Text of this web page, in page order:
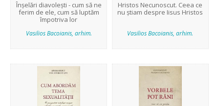
Înșelări diavolești - cum să ne
ferim de ele, cum să luptăm
împotriva lor
Vasilios Bacoianis, arhim.
Hristos Necunoscut. Ceea ce
nu știam despre Iisus Hristos
Vasilios Bacoianis, arhim.